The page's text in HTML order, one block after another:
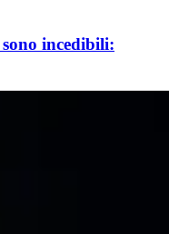
incedibili: